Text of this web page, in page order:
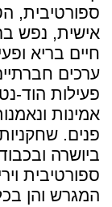
ספורטיבית,
אישית, נפש
חיים בריא
ערכים
פעילות הוד-
אמינות
פנים.
ביושרה
ספורטיבית
המגרש והן